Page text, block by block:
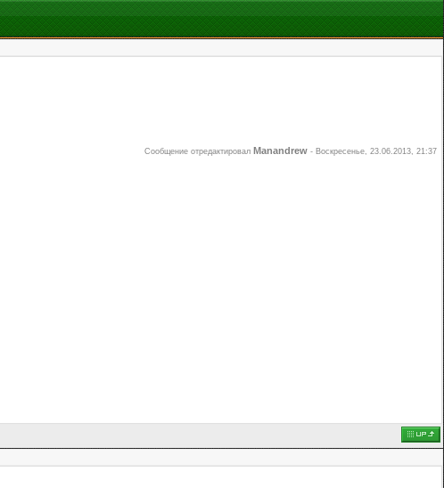
Сообщение отредактировал Manandrew - Воскресенье, 23.06.2013, 21:37